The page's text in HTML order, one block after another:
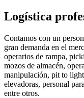
Logística
Contamos con un
gran demanda en el
operarios de rampa,
mozos de almacén,
manipulación, pit to
elevadoras, personal
entre otros.